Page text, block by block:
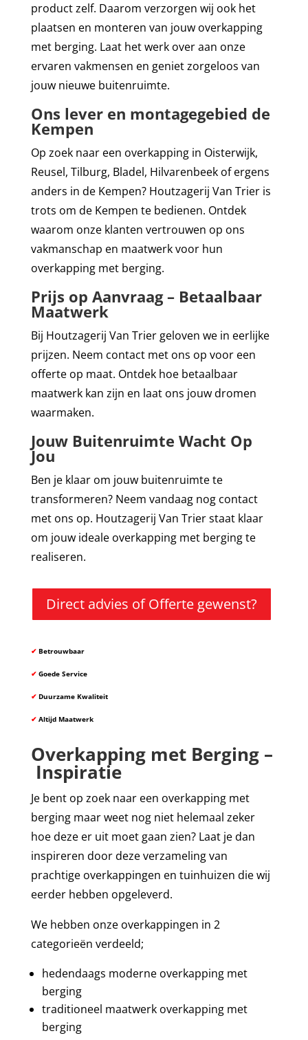
product zelf. Daarom verzorgen wij ook het
plaatsen en monteren van jouw overkapping
met berging. Laat het werk over aan onze
ervaren vakmensen en geniet zorgeloos van
jouw nieuwe buitenruimte.
Ons lever en montagegebied de
Kempen
Op zoek naar een overkapping in Oisterwijk,
Reusel, Tilburg, Bladel, Hilvarenbeek of ergens
anders in de Kempen? Houtzagerij Van Trier is
trots om de Kempen te bedienen. Ontdek
waarom onze klanten vertrouwen op ons
vakmanschap en maatwerk voor hun
overkapping met berging.
Prijs op Aanvraag – Betaalbaar
Maatwerk
Bij Houtzagerij Van Trier geloven we in eerlijke
prijzen. Neem contact met ons op voor een
offerte op maat. Ontdek hoe betaalbaar
maatwerk kan zijn en laat ons jouw dromen
waarmaken.
Jouw Buitenruimte Wacht Op
Jou
Ben je klaar om jouw buitenruimte te
transformeren? Neem vandaag nog contact
met ons op. Houtzagerij Van Trier staat klaar
om jouw ideale overkapping met berging te
realiseren.
Direct advies of Offerte gewenst?
✔ Betrouwbaar
✔ Goede Service
✔ Duurzame Kwaliteit
✔ Altijd Maatwerk
Overkapping met Berging –
Inspiratie
Je bent op zoek naar een overkapping met
berging maar weet nog niet helemaal zeker
hoe deze er uit moet gaan zien? Laat je dan
inspireren door deze verzameling van
prachtige overkappingen en tuinhuizen die wij
eerder hebben opgeleverd.
We hebben onze overkappingen in 2
categorieën verdeeld;
hedendaags moderne overkapping met
berging
traditioneel maatwerk overkapping met
berging